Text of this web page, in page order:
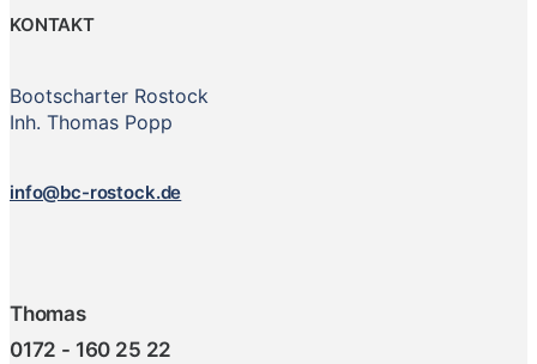
KONTAKT
Bootscharter Rostock
Inh. Thomas Popp
info@bc-rostock.de
Thomas
0172 - 160 25 22